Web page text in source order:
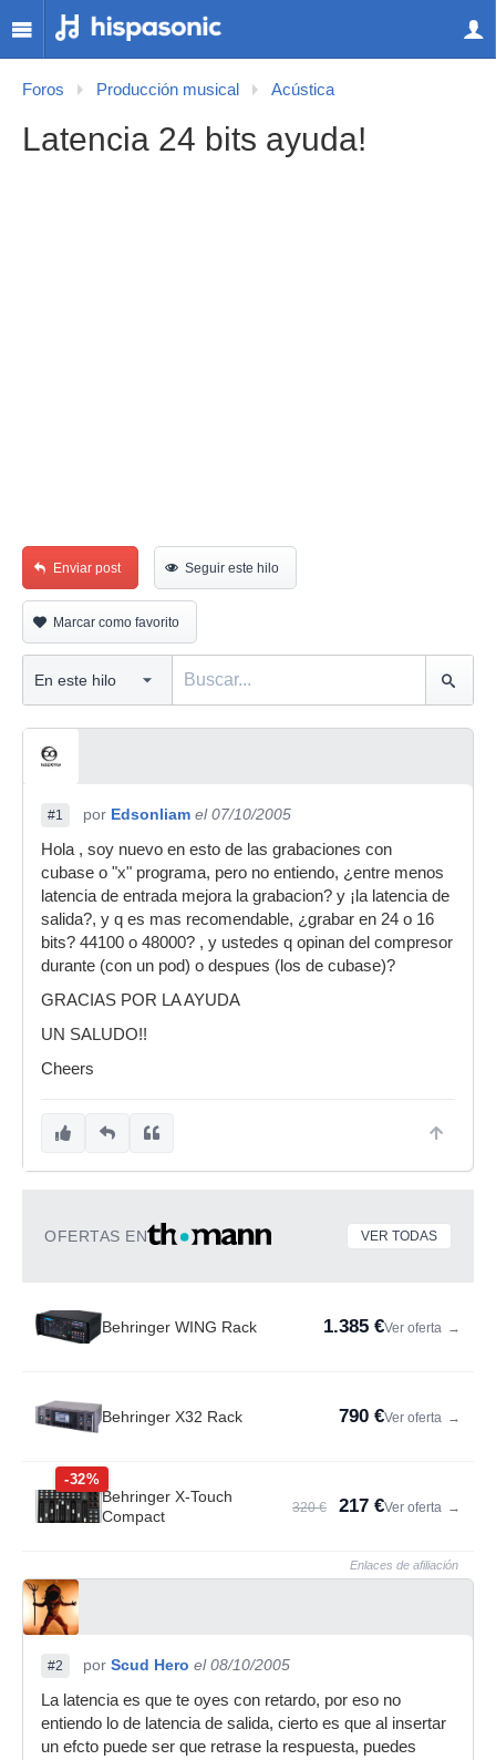
Foros Producción musical Acústica
Latencia 24 bits ayuda!
Enviar post Seguir este hilo
Marcar como favorito
#1 por Edsonliam el 07/10/2005
Hola , soy nuevo en esto de las grabaciones con
cubase o "x" programa, pero no entiendo, ¿entre menos
latencia de entrada mejora la grabacion? y ¡la latencia de
salida?, y q es mas recomendable, ¿grabar en 24 o 16
bits? 44100 o 48000? , y ustedes q opinan del compresor
durante (con un pod) o despues (los de cubase)?
GRACIAS POR LA AYUDA
UN SALUDO!!
Cheers
OFERTAS EN VER TODAS
Behringer WING Rack 1.385 €Ver oferta →
Behringer X32 Rack 790 €Ver oferta →
-32%
Behringer X-Touch
Compact
320 € 217 €Ver oferta →
Enlaces de afiliación
#2 por Scud Hero el 08/10/2005
La latencia es que te oyes con retardo, por eso no
entiendo lo de latencia de salida, cierto es que al insertar
un efcto puede ser que retrase la respuesta, puedes